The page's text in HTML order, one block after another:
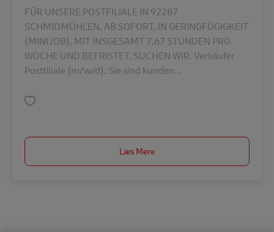
FÜR UNSERE POSTFILIALE IN 92287
SCHMIDMÜHLEN, AB SOFORT, IN GERINGFÜGIGKEIT
(MINIJOB), MIT INSGESAMT 7,67 STUNDEN PRO
WOCHE UND BEFRISTET, SUCHEN WIR. Verkäufer
Postfiliale (m/w/d). Sie sind kunden...
Læs Mere